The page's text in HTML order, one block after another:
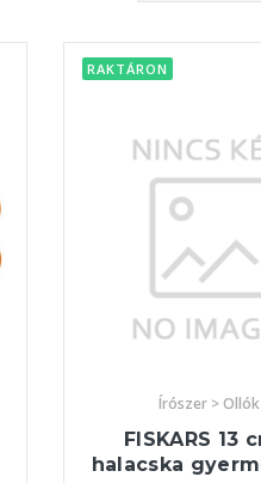
RAKTÁRON
Írószer > Ollók
FISKARS 13
halacska